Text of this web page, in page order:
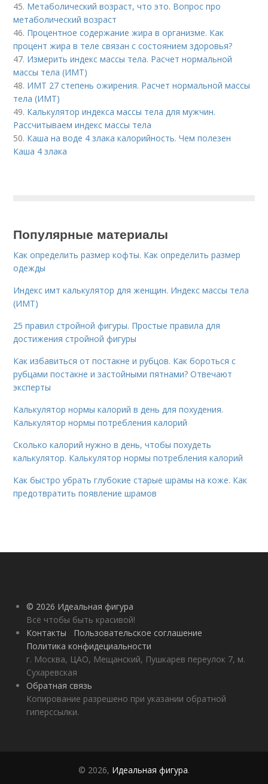
45. Метаболический возраст, что это. Вопрос про
метаболический возраст
46. Процентное содержание жира в организме. Как
процент жира в теле связан с состоянием здоровья?
47. Измерить индекс массы тела. Расчет нормальной
массы тела (ИМТ)
48. ИМТ 27 степень ожирения. Расчет нормальной массы
тела (ИМТ)
49. Калькулятор индекса массы тела для мужчин.
Рассчитываем индекс массы тела
50. Каша на воде 4 злака калорийность. Чем полезен
Каша 4 злака
Популярные материалы
Как определить размер кофты. Как определить размер
одежды
Индекс имт калькулятор для женщин. Индекс массы тела
(ИМТ)
25 правил стройной фигуры. Простые правила для
достижения стройной фигуры
Как избавиться от постакне и рубцов. Как бороться с
рубцами постакне и застойными пятнами? Отвечают
эксперты
Калькулятор нормы калорий в день для похудения.
Калькулятор нормы потребления калорий
Сколько калорий нужно в день, чтобы похудеть
калькулятор. Калькулятор нормы потребления калорий
Как быстро убрать глубокие старые шрамы на коже. Как
предотвратить появление шрамов
© 2026 Идеальная фигура
Всё чтобы быть красивой!
Контакты
Пользовательское соглашение
Политика конфидециальности
г. Москва, ЦАО, Мещанский, Пушкарев переулок 7, м.
Сухаревская
Обратная связь
Копирование разрешено при указании обратной
гиперссылки.
© 2026, Идеальная фигура.